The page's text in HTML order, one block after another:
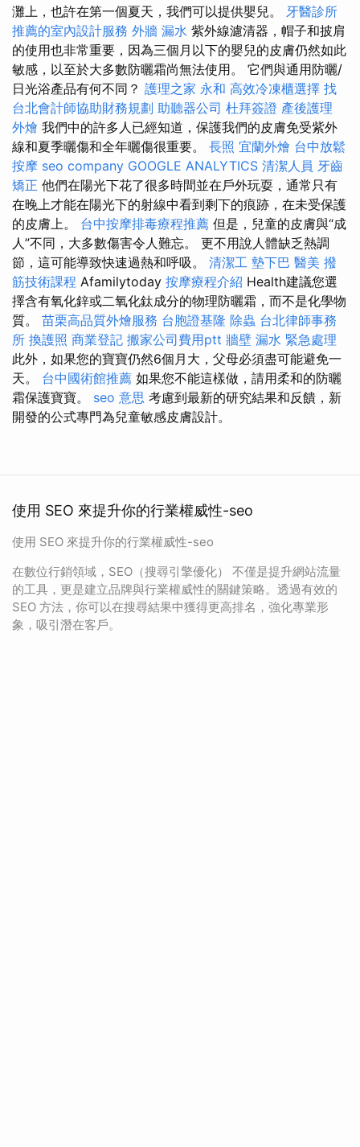
灘上，也許在第一個夏天，我們可以提供嬰兒。 牙醫診所
推薦的室內設計服務 外牆 漏水 紫外線濾清器，帽子和披肩
的使用也非常重要，因為三個月以下的嬰兒的皮膚仍然如此
敏感，以至於大多數防曬霜尚無法使用。 它們與通用防曬/
日光浴產品有何不同？ 護理之家 永和 高效冷凍櫃選擇 找
台北會計師協助財務規劃 助聽器公司 杜拜簽證 產後護理
外燴 我們中的許多人已經知道，保護我們的皮膚免受紫外
線和夏季曬傷和全年曬傷很重要。 長照 宜蘭外燴 台中放鬆
按摩 seo company GOOGLE ANALYTICS 清潔人員 牙齒
矯正 他們在陽光下花了很多時間並在戶外玩耍，通常只有
在晚上才能在陽光下的射線中看到剩下的痕跡，在未受保護
的皮膚上。 台中按摩排毒療程推薦 但是，兒童的皮膚與“成
人”不同，大多數傷害令人難忘。 更不用說人體缺乏熱調
節，這可能導致快速過熱和呼吸。 清潔工 墊下巴 醫美 撥
筋技術課程 Afamilytoday 按摩療程介紹 Health建議您選
擇含有氧化鋅或二氧化鈦成分的物理防曬霜，而不是化學物
質。 苗栗高品質外燴服務 台胞證基隆 除蟲 台北律師事務
所 換護照 商業登記 搬家公司費用ptt 牆壁 漏水 緊急處理
此外，如果您的寶寶仍然6個月大，父母必須盡可能避免一
天。 台中國術館推薦 如果您不能這樣做，請用柔和的防曬
霜保護寶寶。 seo 意思 考慮到最新的研究結果和反饋，新
開發的公式專門為兒童敏感皮膚設計。
使用 SEO 來提升你的行業權威性-seo
使用 SEO 來提升你的行業權威性-seo
在數位行銷領域，SEO（搜尋引擎優化） 不僅是提升網站流量
的工具，更是建立品牌與行業權威性的關鍵策略。透過有效的
SEO 方法，你可以在搜尋結果中獲得更高排名，強化專業形
象，吸引潛在客戶。